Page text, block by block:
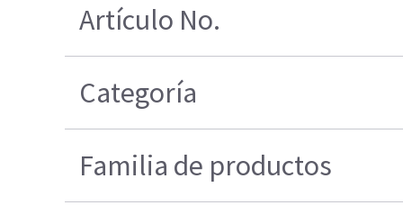
Artículo No.
Categoría
Familia de productos